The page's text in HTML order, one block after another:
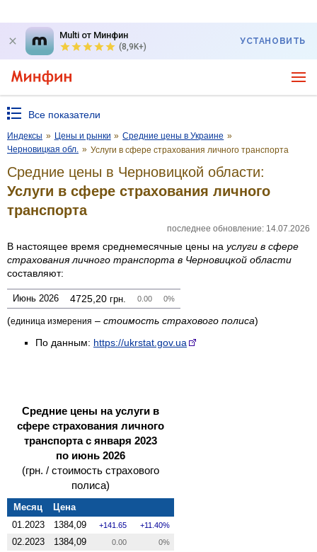
Multi от Минфин
(8,9K+)
УСТАНОВИТЬ
Все показатели
Индексы » Цены и рынки » Средние цены в Украине »
Черновицкая обл. » Услуги в сфере страхования личного транспорта
Средние цены в Черновицкой области:
Услуги в сфере страхования личного
транспорта
последнее обновление: 14.07.2026
В настоящее время среднемесячные цены на услуги в сфере
страхования личного транспорта в Черновицкой области
составляют:
Июнь 2026 4725,20 грн. 0.00 0%
(единица измерения – стоимость страхового полиса)
По данным: https://ukrstat.gov.ua
Средние цены на услуги в
сфере страхования личного
транспорта с января 2023
по июнь 2026
(грн. / стоимость страхового
полиса)
Месяц
Цена
01.2023
1384,09 141.65 11.40%
02.2023 1384,09 0.00 0%